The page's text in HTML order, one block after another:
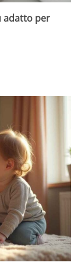
adatto per